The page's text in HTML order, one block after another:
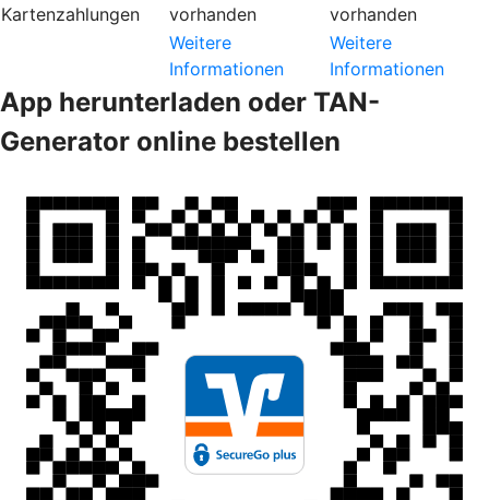
Kartenzahlungen
vorhanden
vorhanden
Weitere
Informationen
Weitere
Informationen
App herunterladen oder TAN-
Generator online bestellen